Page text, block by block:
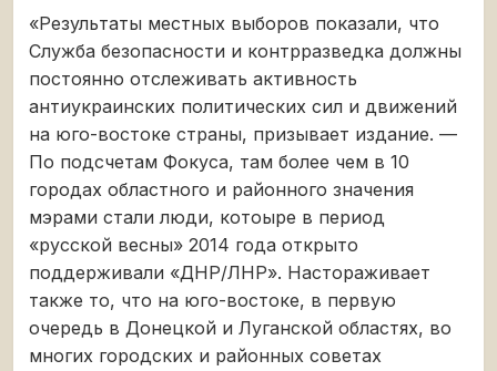
«Результаты местных выборов показали, что
Служба безопасности и контрразведка должны
постоянно отслеживать активность
антиукраинских политических сил и движений
на юго-востоке страны, призывает издание. —
По подсчетам Фокуса, там более чем в 10
городах областного и районного значения
мэрами стали люди, котоыре в период
«русской весны» 2014 года открыто
поддерживали «ДНР/ЛНР». Настораживает
также то, что на юго-востоке, в первую
очередь в Донецкой и Луганской областях, во
многих городских и районных советах